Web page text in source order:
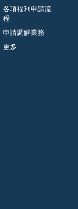
各項福利申請流
程
申請調解業務
更多